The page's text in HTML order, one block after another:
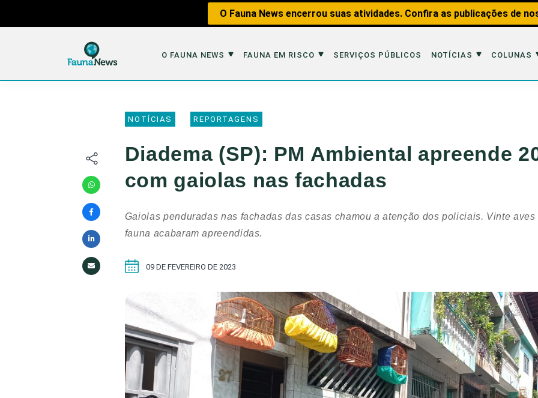
O Fauna News encerrou suas atividades. Confira as publicações de
O FAUNA NEWS FAUNA EM RISCO SERVIÇOS PÚBLICOS NOTÍCIAS COLUNAS
O Fauna News
Equipe
Parceiros
Republique
Contato/Mídia Kit
Fauna em Risco
Caça
Impactos dos Transportes
Analisando os Fatos
Entrevistas
Educação
Photo Animal
Políticas
Saúde, Bicho
Segunda
Túnel do
NOTÍCIAS REPORTAGENS
Diadema (SP): PM Ambiental apreende
com gaiolas nas fachadas
Gaiolas penduradas nas fachadas das casas chamou a atenção dos policiais. Vinte
fauna acabaram apreendidas.
09 DE FEVEREIRO DE 2023